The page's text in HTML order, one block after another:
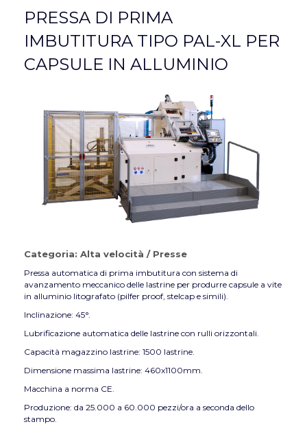
PRESSA DI PRIMA
IMBUTITURA TIPO PAL-XL PER
CAPSULE IN ALLUMINIO
Categoria: Alta velocità / Presse
Pressa automatica di prima imbutitura con sistema di
avanzamento meccanico delle lastrine per produrre capsule a vite
in alluminio litografato (pilfer proof, stelcap e simili).
Inclinazione: 45°.
Lubrificazione automatica delle lastrine con rulli orizzontali.
Capacità magazzino lastrine: 1500 lastrine.
Dimensione massima lastrine: 460x1100mm.
Macchina a norma CE.
Produzione: da 25.000 a 60.000 pezzi/ora a seconda dello
stampo.